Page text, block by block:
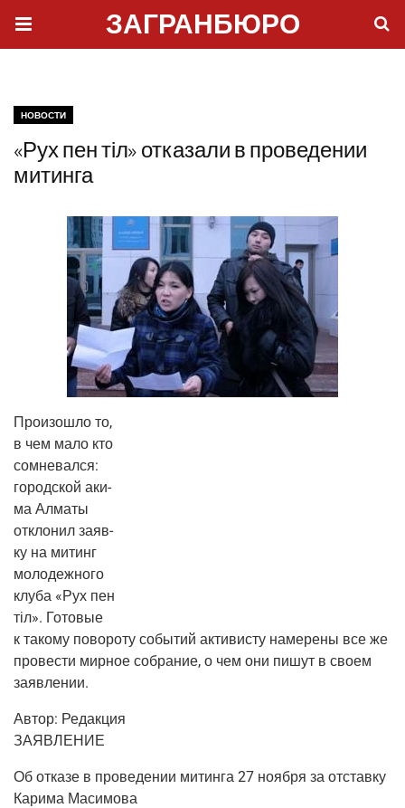
ЗАГРАНБЮРО
НОВОСТИ
«Рух пен тіл» отказали в проведении
митинга
Про­изо­шло то,
в чем мало кто
сомне­вал­ся:
город­ской аки­
ма Алма­ты
откло­нил заяв­
ку на митинг
моло­деж­но­го
клу­ба «Рух пен
тіл». Гото­вые
к тако­му пово­ро­ту собы­тий акти­ви­сту наме­ре­ны все же
про­ве­сти мир­ное собра­ние, о чем они пишут в сво­ем
заявлении.
Автор: Редак­ция
ЗАЯВЛЕНИЕ
Об отка­зе в про­ве­де­нии митин­га 27 нояб­ря за отстав­ку
Кари­ма Масимова